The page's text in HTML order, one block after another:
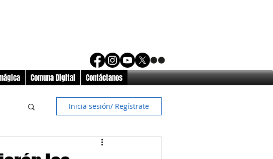
Comuna Digital Contáctanos
Inicia sesión/ Regístrate